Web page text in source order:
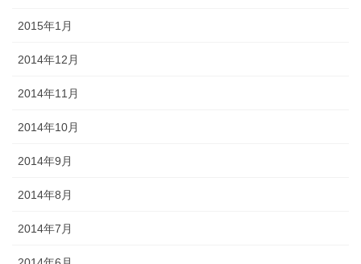
2015年1月
2014年12月
2014年11月
2014年10月
2014年9月
2014年8月
2014年7月